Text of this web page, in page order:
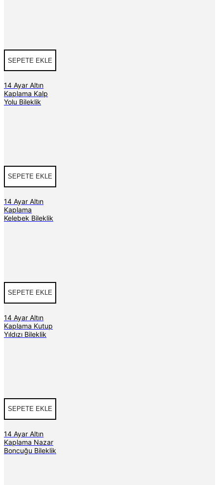
SEPETE EKLE
14 Ayar Altın
Kaplama Kalp
Yolu Bileklik
SEPETE EKLE
14 Ayar Altın
Kaplama
Kelebek Bileklik
SEPETE EKLE
14 Ayar Altın
Kaplama Kutup
Yıldızı Bileklik
SEPETE EKLE
14 Ayar Altın
Kaplama Nazar
Boncuğu Bileklik